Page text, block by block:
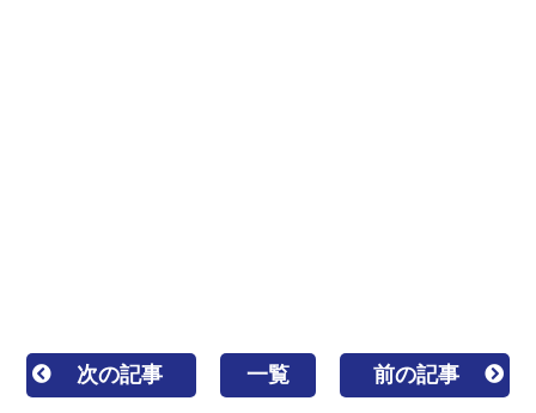
次の記事 一覧 前の記事